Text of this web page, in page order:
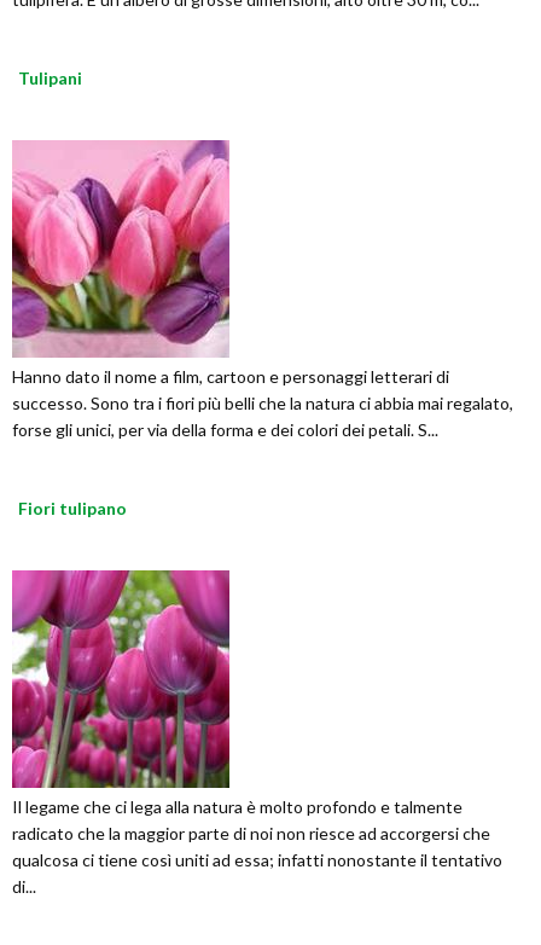
Tulipani
Hanno dato il nome a film, cartoon e personaggi letterari di
successo. Sono tra i fiori più belli che la natura ci abbia mai regalato,
forse gli unici, per via della forma e dei colori dei petali. S...
Fiori tulipano
Il legame che ci lega alla natura è molto profondo e talmente
radicato che la maggior parte di noi non riesce ad accorgersi che
qualcosa ci tiene così uniti ad essa; infatti nonostante il tentativo
di...